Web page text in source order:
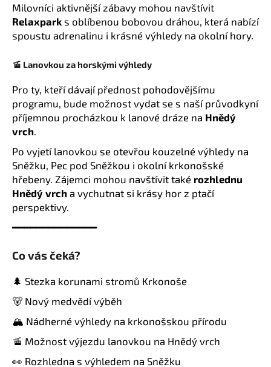
Milovníci aktivnější zábavy mohou navštívit
Relaxpark s oblíbenou bobovou dráhou, která nabízí
spoustu adrenalinu i krásné výhledy na okolní hory.
🚡 Lanovkou za horskými výhledy
Pro ty, kteří dávají přednost pohodovějšímu
programu, bude možnost vydat se s naší průvodkyní
příjemnou procházkou k lanové dráze na Hnědý
vrch
Po vyjetí lanovkou se otevřou kouzelné výhledy na
Sněžku, Pec pod Sněžkou i okolní krkonošské
hřebeny. Zájemci mohou navštívit také rozhlednu
Hnědý vrch a vychutnat si krásy hor z ptačí
perspektivy.
━━━━━━━━━━━━━━
Co vás čeká?
🌲 Stezka korunami stromů Krkonoše
🐻 Nový medvědí výběh
🏔️ Nádherné výhledy na krkonošskou přírodu
🚡 Možnost výjezdu lanovkou na Hnědý vrch
👀 Rozhledna s výhledem na Sněžku